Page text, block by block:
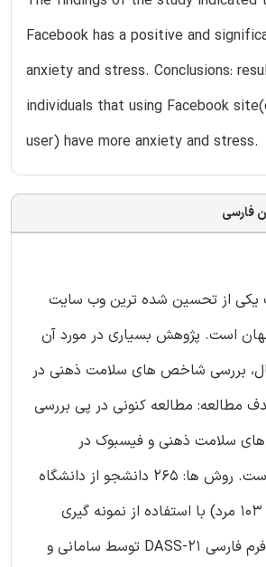
Facebook has a positive and
anxiety and stress. Conclusions:
individuals that using Facebook
user) have more anxiety and stress.
فارسی
یکی از تحسین شده ترین وب سایت
است. پژوهش بسیاری در مورد آن
بررسی شاخص های سلامت ذهنی در
مطالعه: مطالعه کنونی در پی بررسی
سلامت ذهنی و فیسبوک در
دانشجویان ایرانی است. روش ها: 265 دانشجو از دانشگاه
اصفهان (162 زن و 103 مرد) با استفاده از نمونه گیری
راحت انتخاب شد. فرم فارسی DASS-21 توسط سامانی و